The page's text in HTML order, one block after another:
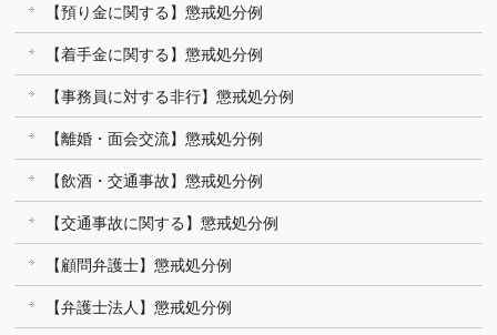
【預り金に関する】懲戒処分例
【着手金に関する】懲戒処分例
【事務員に対する非行】懲戒処分例
【離婚・面会交流】懲戒処分例
【飲酒・交通事故】懲戒処分例
【交通事故に関する】懲戒処分例
【顧問弁護士】懲戒処分例
【弁護士法人】懲戒処分例